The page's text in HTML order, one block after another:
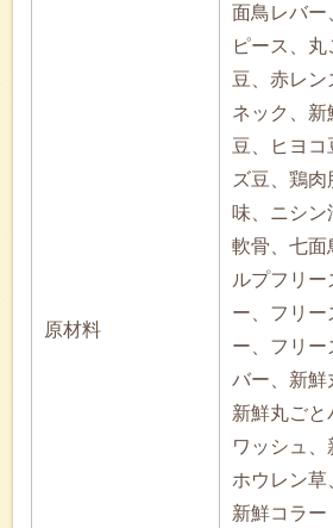
原材料
面鳥レバー
ピース、
豆、赤レン
ネック、新
豆、ヒヨコ
ズ豆、鶏
味、ニシ
軟骨、七面
ルプフリ
ー、フリー
ー、フリー
バー、新鮮
新鮮丸ごと
ワッシュ
ホウレン草
新鮮コラ